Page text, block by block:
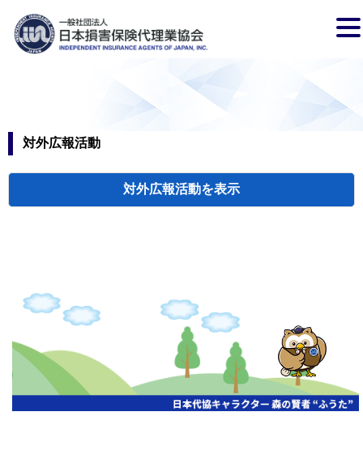
対外広報活動
対外広報活動
広告主
掲載
2026.05.28 山梨日日新聞 2026年度通常総会